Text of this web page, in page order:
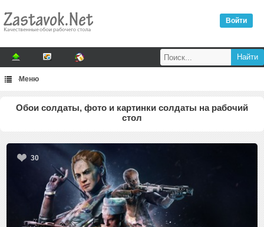
Войти
Меню
Обои солдаты, фото и картинки солдаты на рабочий
стол
30